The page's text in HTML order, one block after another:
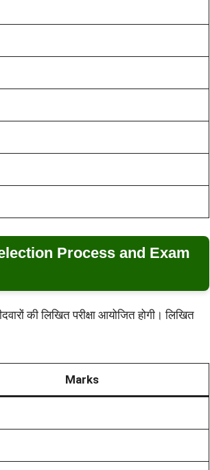
Process and Exam
की लिखित परीक्षा आयोजित होगी। लिखित
Marks